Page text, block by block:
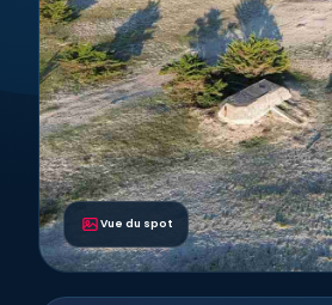
Vue du spot